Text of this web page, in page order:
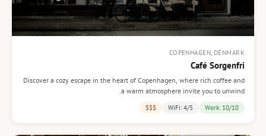
COPENHAGEN, DENMARK
Café Sorgenfri
Discover a cozy escape in the heart of Copenhagen, where rich coffee and
a warm atmosphere invite you to unwind.
Work: 10/10
WiFi: 4/5
$$$